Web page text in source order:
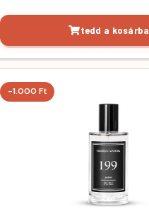
tedd a kosárba
-1.000 Ft